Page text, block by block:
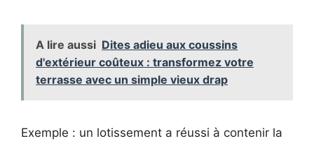
A lire aussi Dites adieu aux coussins
d'extérieur coûteux : transformez votre
terrasse avec un simple vieux drap
Exemple : un lotissement a réussi à contenir la